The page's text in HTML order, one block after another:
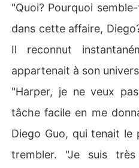
"Quoi? Pourquoi
dans cette affaire,
Il reconnut
appartenait à son
"Harper, je ne veux
tâche facile en me
Diego Guo, qui tenait le
trembler. "Je suis